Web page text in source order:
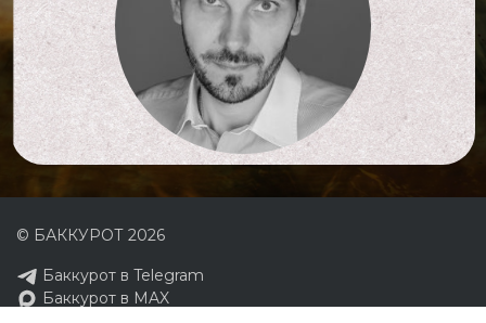
© БАККУРОТ 2026
Баккурот в Telegram
Баккурот в MAX